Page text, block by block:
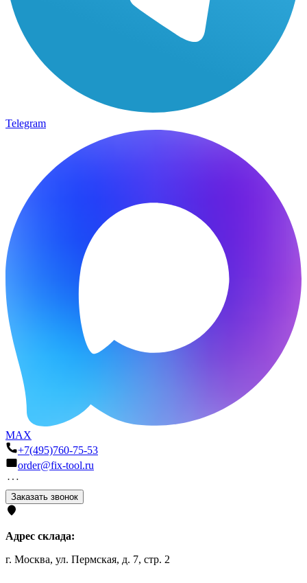
Telegram
MAX
+7(495)760-75-53
order@fix-tool.ru
Заказать звонок
Адрес склада:
г. Москва, ул. Пермская, д. 7, стр. 2